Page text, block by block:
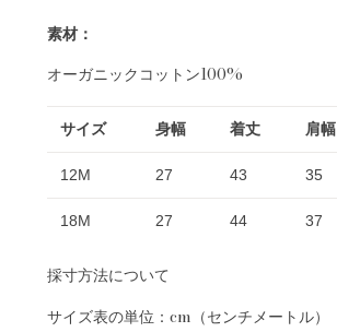
素材：
オーガニックコットン100%
サイズ 身幅 着丈 肩幅
12M 27 43 35
18M 27 44 37
採寸方法について
サイズ表の単位：cm（センチメートル）